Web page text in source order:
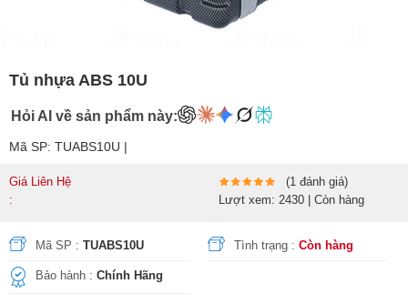
Tủ nhựa ABS 10U
Hỏi AI về sản phẩm này:
Mã SP: TUABS10U |
Giá Liên Hệ
:
(1 đánh giá)
Lượt xem: 2430 | Còn hàng
Mã SP : TUABS10U Tình trạng :Còn hàng
Bảo hành : Chính Hãng